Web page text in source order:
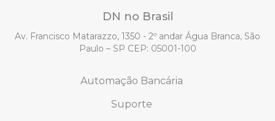
DN no Brasil
Av. Francisco Matarazzo, 1350 - 2º andar Água Branca, São
Paulo – SP CEP: 05001-100
Automação Bancária
Suporte